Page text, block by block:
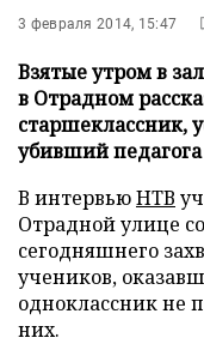
3 февраля 2014, 15:47
Взятые утром в
в Отрадном
старшеклассник,
убивший
В интервьюНТВ
Отрадной улице
сегодняшнего
учеников,
одноклассник не
них.